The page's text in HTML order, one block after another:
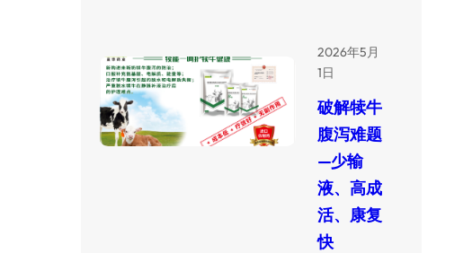
2026年5月
1日
破解犊牛
腹泻难题
—少输
液、高成
活、康复
快